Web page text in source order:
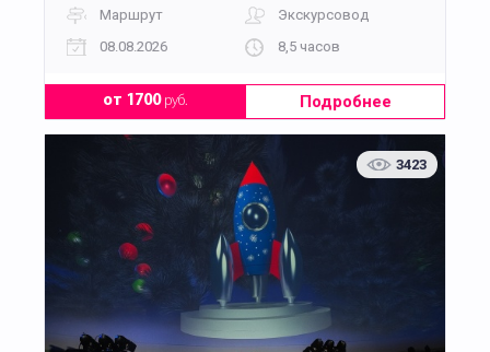
Маршрут
Экскурсовод
08.08.2026
8,5 часов
от 1700руб. Подробнее
3423